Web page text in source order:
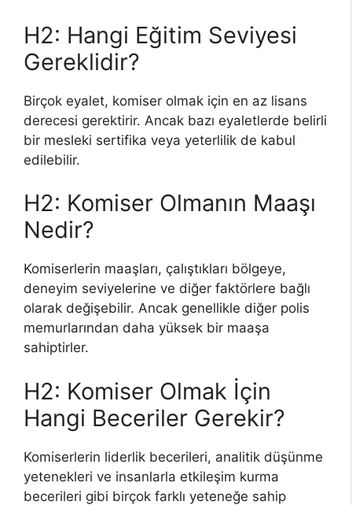
H2: Hangi Eğitim Seviyesi
Gereklidir?
Birçok eyalet, komiser olmak için en az lisans
derecesi gerektirir. Ancak bazı eyaletlerde belirli
bir mesleki sertifika veya yeterlilik de kabul
edilebilir.
H2: Komiser Olmanın Maaşı
Nedir?
Komiserlerin maaşları, çalıştıkları bölgeye,
deneyim seviyelerine ve diğer faktörlere bağlı
olarak değişebilir. Ancak genellikle diğer polis
memurlarından daha yüksek bir maaşa
sahiptirler.
H2: Komiser Olmak İçin
Hangi Beceriler Gerekir?
Komiserlerin liderlik becerileri, analitik düşünme
yetenekleri ve insanlarla etkileşim kurma
becerileri gibi birçok farklı yeteneğe sahip